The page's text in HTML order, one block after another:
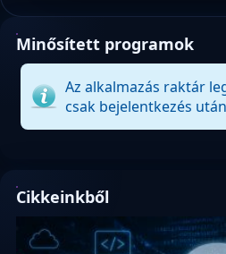
Minősített programok
Az alkalmazás raktár
csak bejelentkezés
Cikkeinkből